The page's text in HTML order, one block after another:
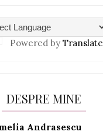
Powered by Translate
DESPRE MINE
Andrasescu